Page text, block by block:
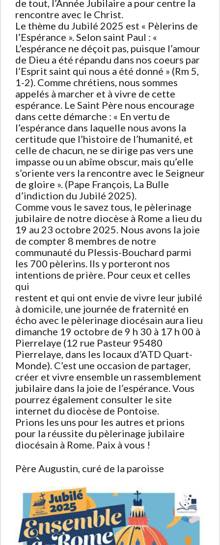
de tout, l’Année Jubilaire a pour centre la
rencontre avec le Christ.
Le thème du Jubilé 2025 est « Pèlerins de
l’Espérance ». Selon saint Paul : «
L’espérance ne déçoit pas, puisque l’amour
de Dieu a été répandu dans nos coeurs par
l’Esprit saint qui nous a été donné » (Rm 5,
1-2). Comme chrétiens, nous sommes
appelés à marcher et à vivre de cette
espérance. Le Saint Père nous encourage
dans cette démarche : « En vertu de
l’espérance dans laquelle nous avons la
certitude que l’histoire de l’humanité, et
celle de chacun, ne se dirige pas vers une
impasse ou un abîme obscur, mais qu’elle
s’oriente vers la rencontre avec le Seigneur
de gloire ». (Pape François, La Bulle
d’indiction du Jubilé 2025).
Comme vous le savez tous, le pèlerinage
jubilaire de notre diocèse à Rome a lieu du
19 au 23 octobre 2025. Nous avons la joie
de compter 8 membres de notre
communauté du Plessis-Bouchard parmi
les 700 pèlerins. Ils y porteront nos
intentions de prière. Pour ceux et celles
qui
restent et qui ont envie de vivre leur jubilé
à domicile, une journée de fraternité en
écho avec le pèlerinage diocésain aura lieu
dimanche 19 octobre de 9 h 30 à 17 h 00 à
Pierrelaye (12 rue Pasteur 95480
Pierrelaye, dans les locaux d’ATD Quart-
Monde). C’est une occasion de partager,
créer et vivre ensemble un rassemblement
jubilaire dans la joie de l’espérance. Vous
pourrez également consulter le site
internet du diocèse de Pontoise.
Prions les uns pour les autres et prions
pour la réussite du pèlerinage jubilaire
diocésain à Rome. Paix à vous !
Père Augustin, curé de la paroisse